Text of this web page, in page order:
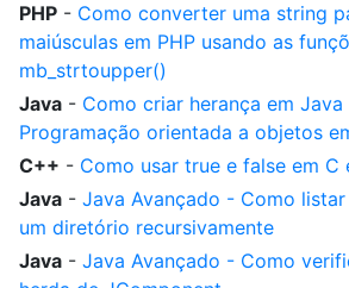
PHP - Como converter uma string
maiúsculas em PHP usando as
mb_strtoupper()
Java - Como criar herança em
Programação orientada a objetos
C++ - Como usar true e false em C
Java - Java Avançado - Como
um diretório recursivamente
Java - Java Avançado - Como